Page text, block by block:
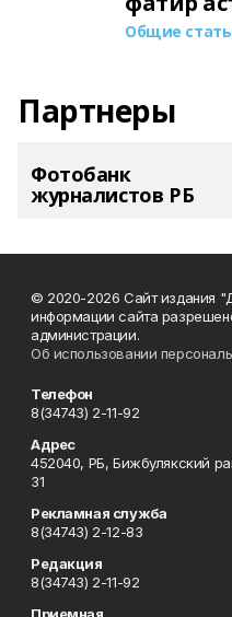
Общие
Партнеры
Фотобанк
журналистов РБ
© 2020-2026 Сайт издания
информации сайта
администрации.
Об использовании
Телефон
8(34743) 2-11-92
Адрес
452040, РБ, Бижбулякский
31
Рекламная служба
8(34743) 2-12-83
Редакция
8(34743) 2-11-92